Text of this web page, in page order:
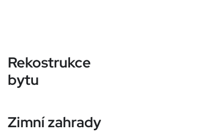
Rekostrukce
bytu
Zimní zahrady